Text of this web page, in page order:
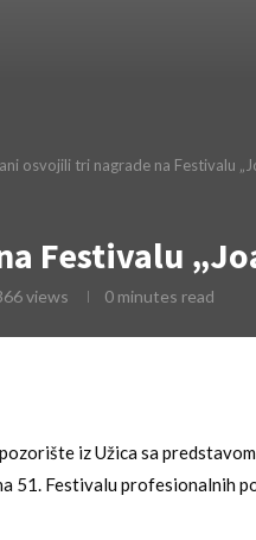
osvojili tri nagrade na Festivalu
Festivalu
views 0 minutes read
iz Užica sa
51. Festivalu profesionalnih